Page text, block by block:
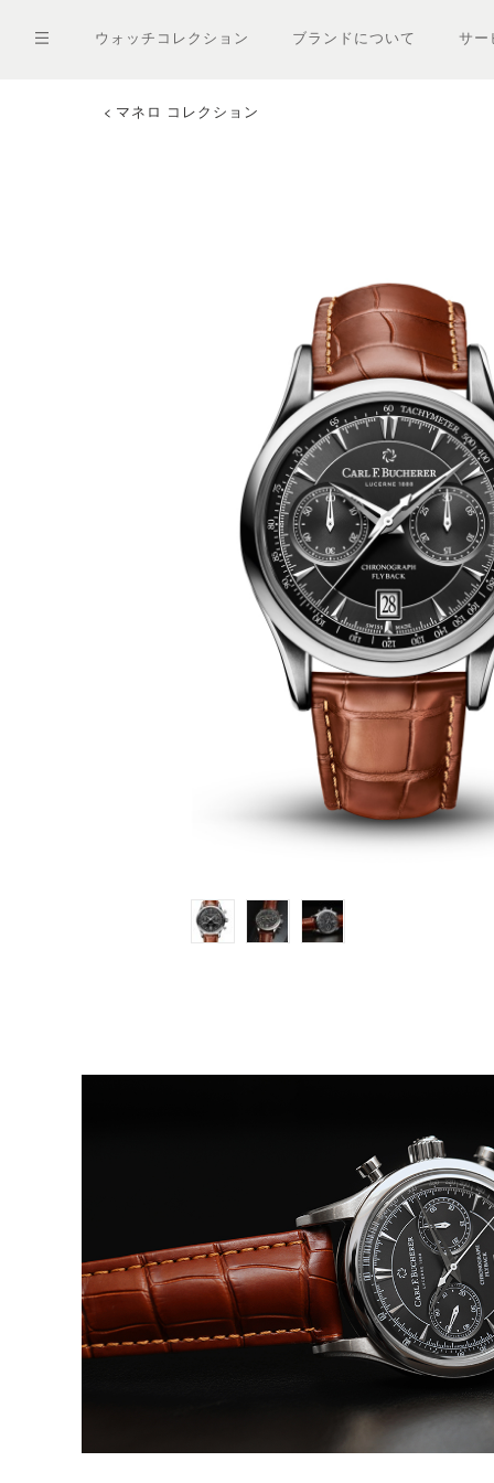
ウォッチコレクション ブランドについて サー
マネロ コレクション